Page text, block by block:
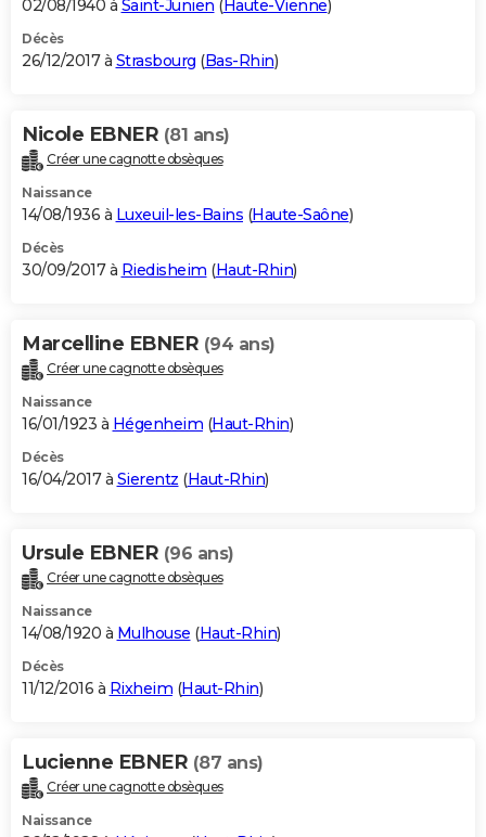
02/08/1940 à Saint-Junien ( Haute-Vienne)
Décès
26/12/2017 à Strasbourg (Bas-Rhin)
Nicole EBNER (81 ans)
Créer une cagnotte obsèques
Naissance
14/08/1936 à Luxeuil-les-Bains (Haute-Saône)
Décès
30/09/2017 à Riedisheim (Haut-Rhin)
Marcelline EBNER (94 ans)
Créer une cagnotte obsèques
Naissance
16/01/1923 à Hégenheim (Haut-Rhin)
Décès
16/04/2017 à Sierentz (Haut-Rhin)
Ursule EBNER (96 ans)
Créer une cagnotte obsèques
Naissance
14/08/1920 à Mulhouse (Haut-Rhin)
Décès
11/12/2016 à Rixheim (Haut-Rhin)
Lucienne EBNER (87 ans)
Créer une cagnotte obsèques
Naissance